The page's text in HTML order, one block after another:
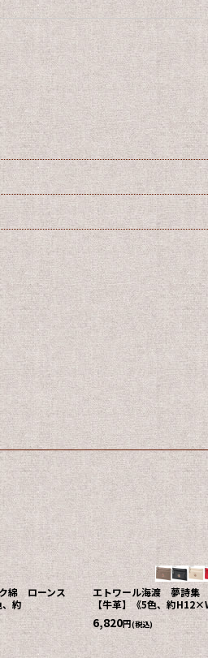
綿 ローンス
約
エトワール海渡 夢詩
【牛革】《5色、約
6,820円(税込)